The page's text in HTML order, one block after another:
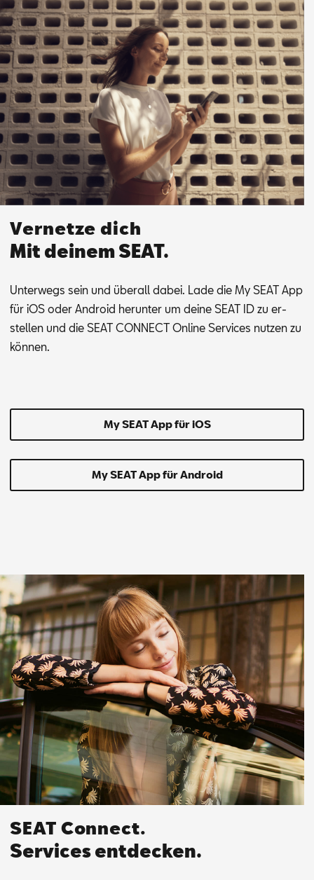
Vernetze dich
Mit deinem SEAT.
Un­ter­wegs sein und über­all da­bei. Lade die My SEAT App
für iOS oder An­dro­id her­un­ter um dei­ne SEAT ID zu er­
stel­len und die SEAT CON­NECT On­line Ser­vices nut­zen zu
kön­nen.
My SEAT App für iOS
My SEAT App für Android
SEAT Connect.
Services entdecken.